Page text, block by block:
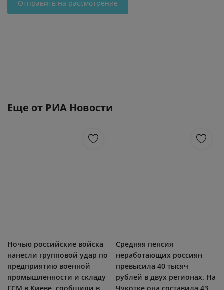
Отправить на рассмотрение
Еще от РИА Новости
Ночью российские войска
нанесли групповой удар по
предприятию военной
промышленности и складу
Средняя пенсия
неработающих россиян
превысила 40 тысяч
рублей в двух регионах​. На